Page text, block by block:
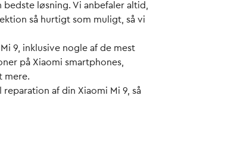
løsning. Vi anbefaler altid,
så hurtigt som muligt, så vi
9, inklusive nogle af de mest
på Xiaomi smartphones,
mere.
af din Xiaomi Mi 9, så